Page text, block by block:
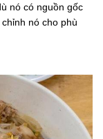
nó có nguồn gốc
nó cho phù